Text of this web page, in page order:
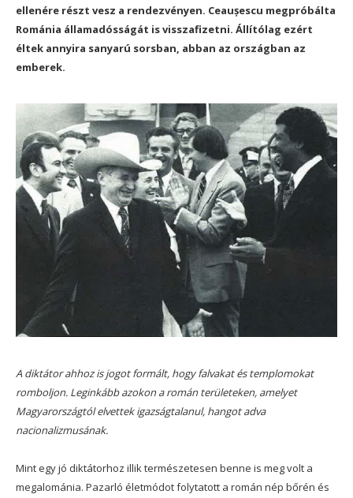
ellenére részt vesz a rendezvényen. Ceaușescu megpróbálta
Románia államadósságát is visszafizetni. Állítólag ezért
éltek annyira sanyarú sorsban, abban az országban az
emberek.
A diktátor ahhoz is jogot formált, hogy falvakat és templomokat
romboljon. Leginkább azokon a román területeken, amelyet
Magyarországtól elvettek igazságtalanul, hangot adva
nacionalizmusának.
Mint egy jó diktátorhoz illik természetesen benne is meg volt a
megalománia. Pazarló életmódot folytatott a román nép bőrén és